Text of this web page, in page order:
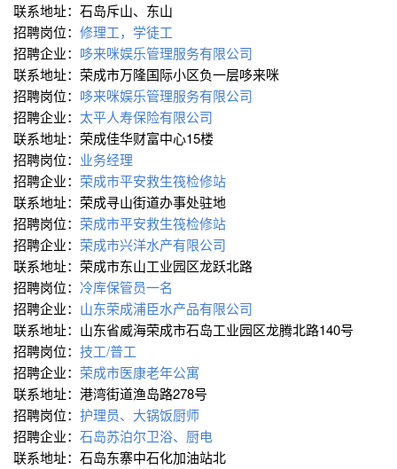
联系地址：石岛斥山、东山
招聘岗位： 修理工，学徒工
招聘企业： 哆来咪娱乐管理服务有限公司
联系地址：荣成市万隆国际小区负一层哆来咪
招聘岗位： 哆来咪娱乐管理服务有限公司
招聘企业： 太平人寿保险有限公司
联系地址：荣成佳华财富中心15楼
招聘岗位： 业务经理
招聘企业： 荣成市平安救生筏检修站
联系地址：荣成寻山街道办事处驻地
招聘岗位： 荣成市平安救生筏检修站
招聘企业： 荣成市兴洋水产有限公司
联系地址：荣成市东山工业园区龙跃北路
招聘岗位： 冷库保管员一名
招聘企业： 山东荣成浦臣水产品有限公司
联系地址：山东省威海荣成市石岛工业园区龙腾北路140号
招聘岗位： 技工/普工
招聘企业： 荣成市医康老年公寓
联系地址：港湾街道渔岛路278号
招聘岗位： 护理员、大锅饭厨师
招聘企业： 石岛苏泊尔卫浴、厨电
联系地址：石岛东寨中石化加油站北